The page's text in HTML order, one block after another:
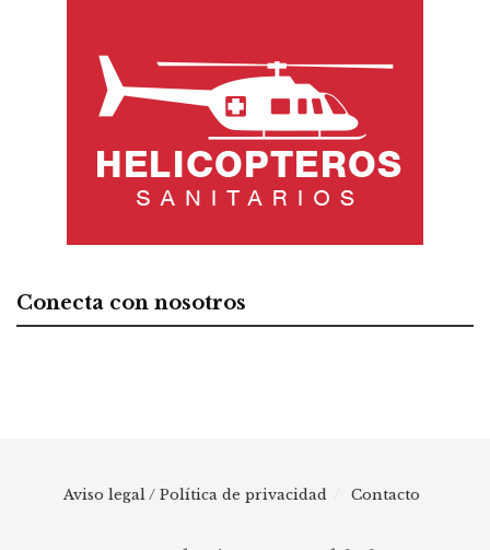
Conecta con nosotros
Aviso legal / Política de privacidad Contacto